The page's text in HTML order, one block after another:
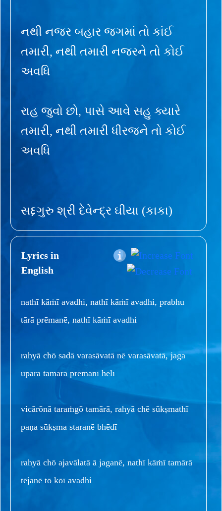
નથી નજર બહાર જગમાં તો કાંઈ
તમારી, નથી તમારી નજરને તો કોઈ
અવધિ
રાહ જુવો છો, પાસે આવે સહુ ક્યારે
તમારી, નથી તમારી ધીરજને તો કોઈ
અવધિ
સદ્દગુરુ શ્રી દેવેન્દ્ર ઘીયા (કાકા)
Lyrics in
English
nathī kāṁī avadhi, nathī kāṁī avadhi, prabhu
tārā prēmanē, nathī kāṁī avadhi
rahyā chō sadā varasāvatā nē varasāvatā, jaga
upara tamārā prēmanī hēlī
vicārōnā taraṁgō tamārā, rahyā chē sūkṣmathī
paṇa sūkṣma staranē bhēdī
rahyā chō ajavālatā ā jaganē, nathī kāṁī tamārā
tējanē tō kōī avadhi